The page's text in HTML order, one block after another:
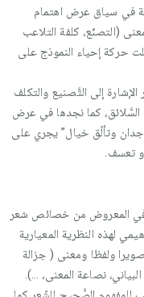
في سياق عرض اهتمام
(التصنّع، كلفة التلاعب
حركة إحياء النموذج على
إلى التَّصنيع والتكلف
كما نجدها في عرض
وتألّق خيال” يجري على
تعسف.
المعروض من خصائص شعر
لهذه النظرية المعيارية
ولفظا ومعنى ( جزالة
نصاعة المعنى، …).